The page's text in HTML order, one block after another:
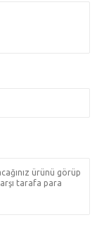
ürünü görüp
tarafa para